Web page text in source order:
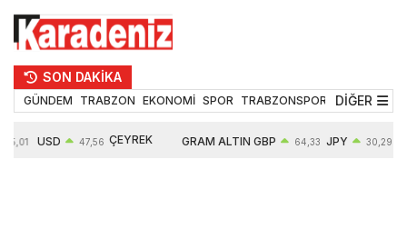
SON DAKİKA
GÜNDEM TRABZON EKONOMİ SPOR TRABZONSPOR TEKNOLOJİ
DİĞER
55,01 USD 47,56 ÇEYREK GRAM ALTIN GBP 64,33 JPY 30,29